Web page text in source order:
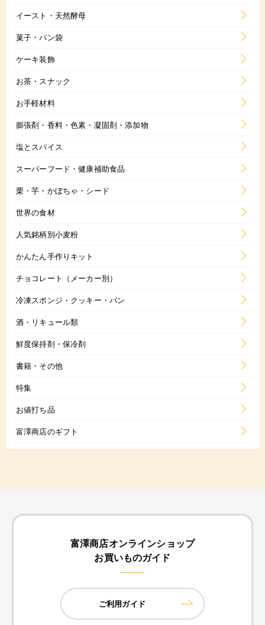
イースト・天然酵母
菓子・パン袋
ケーキ装飾
お茶・スナック
お手軽材料
膨張剤・香料・色素・凝固剤・添加物
塩とスパイス
スーパーフード・健康補助食品
栗・芋・かぼちゃ・シード
世界の食材
人気銘柄別小麦粉
かんたん手作りキット
チョコレート（メーカー別）
冷凍スポンジ・クッキー・パン
酒・リキュール類
鮮度保持剤・保冷剤
書籍・その他
特集
お値打ち品
富澤商店のギフト
富澤商店オンラインショップ
お買いものガイド
ご利用ガイド